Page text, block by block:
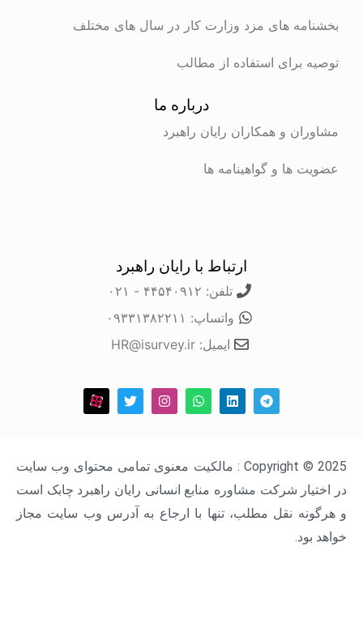
های مزد وزارت کار در سال های مختلف
استفاده از مطالب
و همکاران رایان راهبرد
و گواهینامه ها
ارتباط با رایان راهبرد
واتساپ: ۰۹۳۳۱۳۸۲۲۱۱
Copyright © 2025 : مالکیت معنوی تمامی محتوای وب سایت
شرکت مشاوره منابع انسانی رایان راهبرد چابک است
نقل مطلب، تنها با ارجاع به آدرس وب سایت مجاز